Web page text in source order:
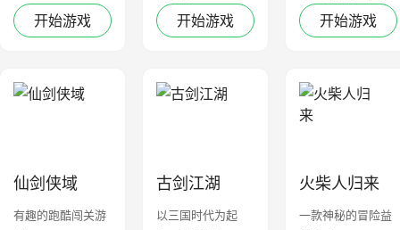
开始游戏 开始游戏
的调查开始游戏
仙剑侠域
有趣的跑酷闯关游
古剑江湖
以三国时代为起
火柴人归来
一款神秘的冒险益